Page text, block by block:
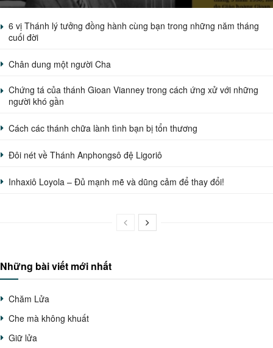
6 vị Thánh lý tưởng đồng hành cùng bạn trong những năm tháng
cuối đời
Chân dung một người Cha
Chứng tá của thánh Gioan Vianney trong cách ứng xử với những
người khó gần
Cách các thánh chữa lành tình bạn bị tổn thương
Đôi nét về Thánh Anphongsô đệ Ligoriô
Inhaxiô Loyola – Đủ mạnh mẽ và dũng cảm để thay đổi!
Những bài viết mới nhất
Chăm Lửa
Che mà không khuất
Giữ lửa